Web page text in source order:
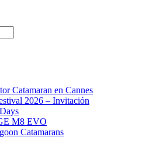
Catamaran en Cannes
2026 – Invitación
M8 EVO
Catamarans